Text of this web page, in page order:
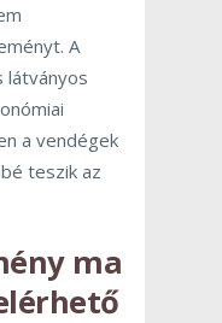
A
látványos
a vendégek
teszik az
ma